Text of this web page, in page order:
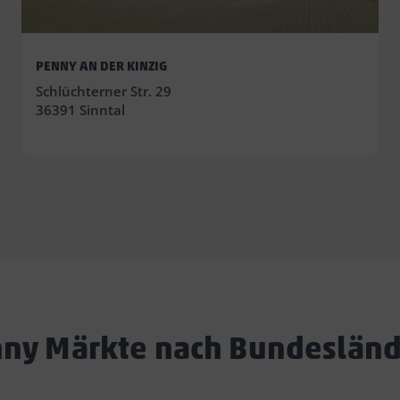
PENNY AN DER KINZIG
Schlüchterner Str. 29
36391 Sinntal
Märkte nach